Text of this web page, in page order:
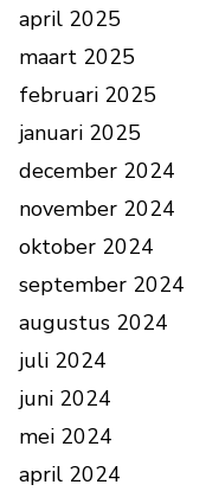
april 2025
maart 2025
februari 2025
januari 2025
december 2024
november 2024
oktober 2024
september 2024
augustus 2024
juli 2024
juni 2024
mei 2024
april 2024